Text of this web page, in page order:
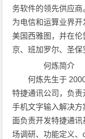
务软件的领先供应
为电信和运算业界
美国西雅图，并在
京、班加罗尔、圣保
何炼简介
何炼先生于 2000
特捷通讯公司，负
手机文字输入解决
面负责开发特捷通
场调研、功能定义